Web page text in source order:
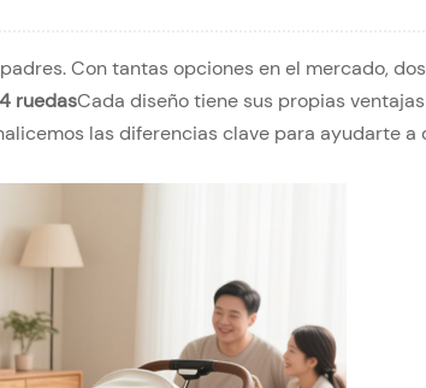
Con tantas opciones en el mercado, dos
ruedasCada diseño tiene sus propias
las diferencias clave para ayudarte a